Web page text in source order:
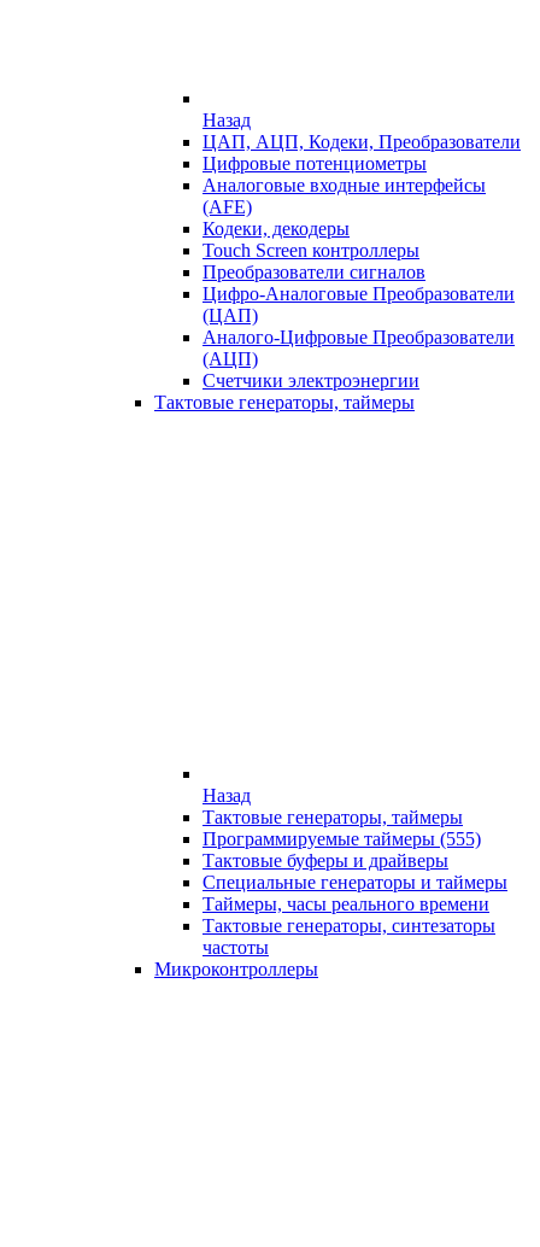
Назад
ЦАП, АЦП, Кодеки, Преобразователи
Цифровые потенциометры
Аналоговые входные интерфейсы
(AFE)
Кодеки, декодеры
Touch Screen контроллеры
Преобразователи сигналов
Цифро-Аналоговые Преобразователи
(ЦАП)
Аналого-Цифровые Преобразователи
(АЦП)
Счетчики электроэнергии
Тактовые генераторы, таймеры
Назад
Тактовые генераторы, таймеры
Программируемые таймеры (555)
Тактовые буферы и драйверы
Специальные генераторы и таймеры
Таймеры, часы реального времени
Тактовые генераторы, синтезаторы
частоты
Микроконтроллеры